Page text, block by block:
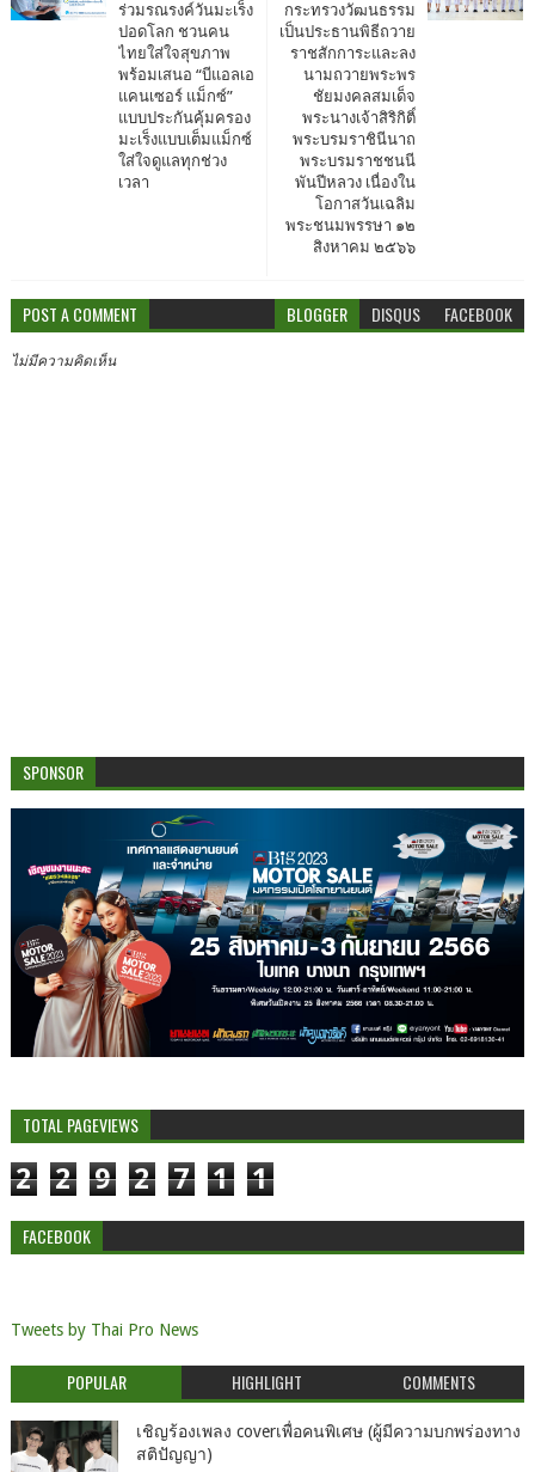
กระทรวงวัฒนธรรม
เป็นประธานพิธีถวาย
ราชสักการะและลง
นามถวายพระพร
ชัยมงคลสมเด็จ
พระนางเจ้าสิริกิติ์
พระบรมราชินีนาถ
พระบรมราชชนนี
พันปีหลวง เนื่องใน
โอกาสวันเฉลิม
พระชนมพรรษา ๑๒
สิงหาคม ๒๕๖๖
ร่วมรณรงค์วันมะเร็ง
ปอดโลก ชวนคน
ไทยใส่ใจสุขภาพ
พร้อมเสนอ “บีแอลเอ
แคนเซอร์ แม็กซ์”
แบบประกันคุ้มครอง
มะเร็งแบบเต็มแม็กซ์
ใส่ใจดูแลทุกช่วง
เวลา
POST A COMMENT BLOGGER DISQUS FACEBOOK
ไม่มีความคิดเห็น
SPONSOR
TOTAL PAGEVIEWS
2 2 9 2 7 1 1
FACEBOOK
Tweets by Thai Pro News
POPULAR HIGHLIGHT COMMENTS
เชิญร้องเพลง coverเพื่อคนพิเศษ (ผู้มีความบกพร่องทาง
สติปัญญา)